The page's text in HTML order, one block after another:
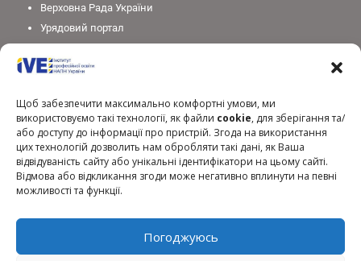
Щоб забезпечити максимально комфортні умови, ми
використовуємо такі технології, як файли cookie, для зберігання та/
або доступу до інформації про пристрій. Згода на використання
цих технологій дозволить нам обробляти такі дані, як Ваша
відвідуваність сайту або унікальні ідентифікатори на цьому сайті.
Відмова або відкликання згоди може негативно вплинути на певні
можливості та функції.
Погоджуюсь
Верховна Рада України
Урядовий портал
Міністерство освіти і науки України